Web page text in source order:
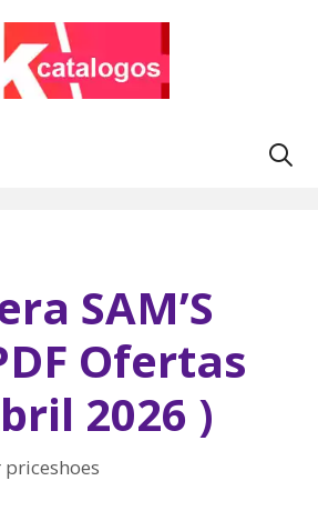
SAM’S
Ofertas
2026 )
priceshoes